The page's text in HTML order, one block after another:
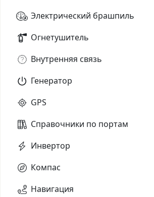
Электрический брашпиль
Огнетушитель
Внутренняя связь
Генератор
GPS
Справочники по портам
Инвертор
Компас
Навигация